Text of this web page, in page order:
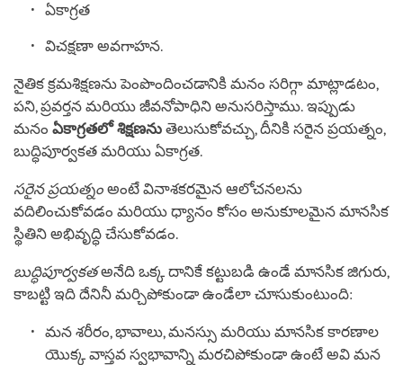
ఏకాగ్రత
విచక్షణా అవగాహన.
నైతిక క్రమశిక్షణను పెంపొందించడానికి మనం సరిగ్గా మాట్లాడటం,
పని, ప్రవర్తన మరియు జీవనోపాధిని అనుసరిస్తాము. ఇప్పుడు
మనం ఏకాగ్రతలో శిక్షణను తెలుసుకోవచ్చు, దీనికి సరైన ప్రయత్నం,
బుద్ధిపూర్వకత మరియు ఏకాగ్రత.
సరైన ప్రయత్నం అంటే వినాశకరమైన ఆలోచనలను
వదిలించుకోవడం మరియు ధ్యానం కోసం అనుకూలమైన మానసిక
స్థితిని అభివృద్ధి చేసుకోవడం.
బుద్ధిపూర్వకతఅనేది ఒక్క దానికే కట్టుబడి ఉండే మానసిక జిగురు,
కాబట్టి ఇది దేనినీ మర్చిపోకుండా ఉండేలా చూసుకుంటుంది:
మన శరీరం, భావాలు, మనస్సు మరియు మానసిక కారణాల
యొక్క వాస్తవ స్వభావాన్ని మరచిపోకుండా ఉంటే అవి మన